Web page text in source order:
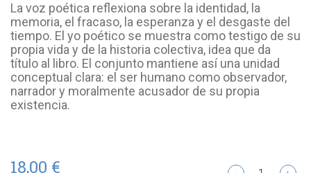
La voz poética reflexiona sobre la identidad, la
memoria, el fracaso, la esperanza y el desgaste del
tiempo. El yo poético se muestra como testigo de su
propia vida y de la historia colectiva, idea que da
título al libro. El conjunto mantiene así una unidad
conceptual clara: el ser humano como observador,
narrador y moralmente acusador de su propia
existencia.
18,00 €